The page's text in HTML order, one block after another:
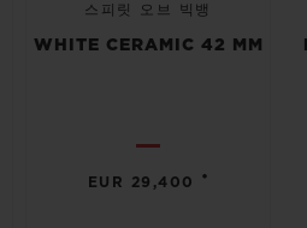
스피릿 오브 빅뱅
WHITE CERAMIC 42 MM
EUR 29,400 •